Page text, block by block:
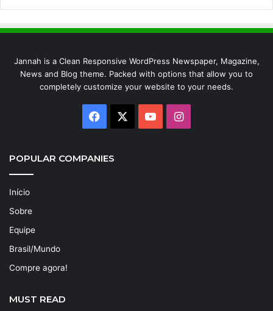
Jannah is a Clean Responsive WordPress Newspaper, Magazine,
News and Blog theme. Packed with options that allow you to
completely customize your website to your needs.
Facebook YouTubeInstagram
POPULAR COMPANIES
Início
Sobre
Equipe
Brasil/Mundo
Compre agora!
MUST READ